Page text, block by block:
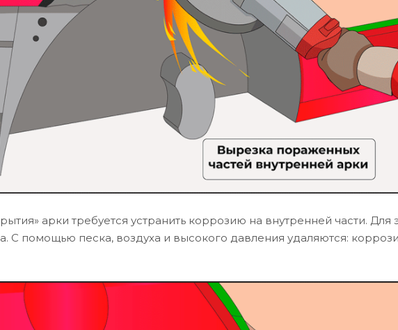
арки требуется устранить коррозию на внутренней части. Для
С помощью песка, воздуха и высокого давления удаляются: